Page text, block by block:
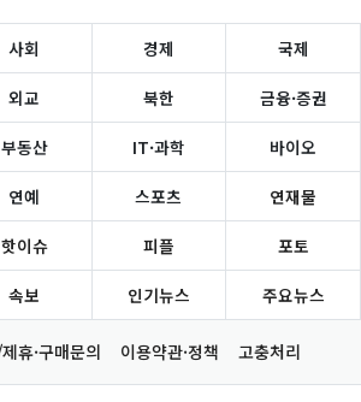
사회 경제 국제
외교 북한 금융·증권
부동산 IT·과학 바이오
연예 스포츠 연재물
핫이슈 피플 포토
속보 인기뉴스 주요뉴스
휴·구매문의 이용약관·정책 고충처리